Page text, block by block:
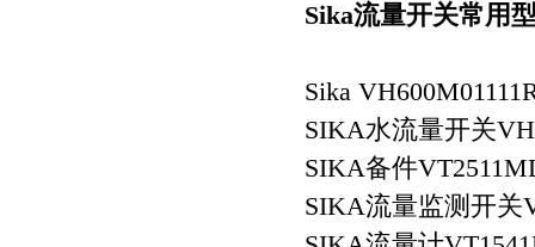
Sika流量开关常用
Sika
SIKA水流量开关
SIKA备件
SIKA流量监测开关